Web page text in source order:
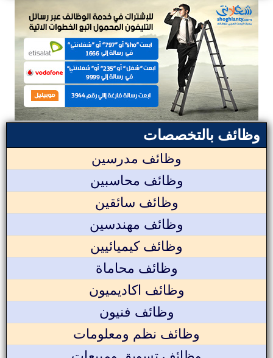
وظائف بالتخصصات
وظائف مدرسين
وظائف محاسبين
وظائف سائقين
وظائف مهندسين
وظائف كيميائيين
وظائف محاماة
وظائف اكاديميون
وظائف فنيون
وظائف نظم ومعلومات